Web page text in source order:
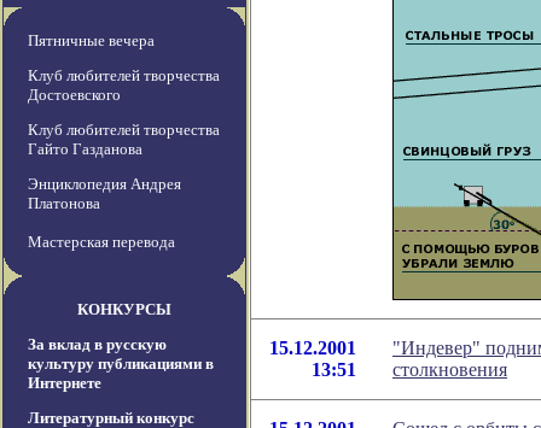
Пятничные вечера
Клуб любителей творчества
Достоевского
Клуб любителей творчества
Гайто Газданова
Энциклопедия Андрея
Платонова
Мастерская перевода
КОНКУРСЫ
За вклад в русскую
культуру публикациями в
Интернете
Литературный конкурс
15.12.2001
13:51
"Индевер"
столкновения